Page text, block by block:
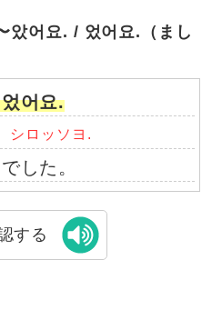
았어요. / 었어요.（まし
어요.
シロッソヨ.
した。
する